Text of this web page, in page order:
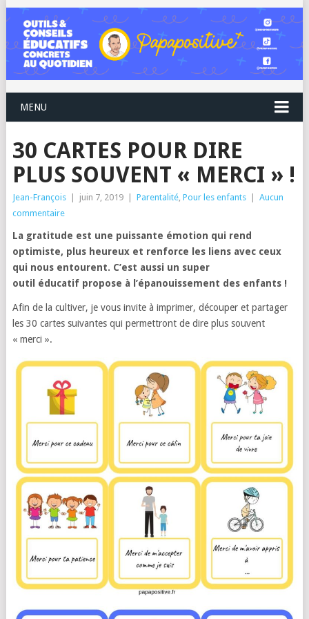
MENU
30 CARTES POUR DIRE
PLUS SOUVENT « MERCI » !
Jean-François juin 7, 2019 Parentalité, Pour les enfants
Aucun
commentaire
La gratitude est une puissante émotion qui rend
optimiste, plus heureux et renforce les liens avec ceux
qui nous entourent. C’est aussi un super
outil éducatif propose à l’épanouissement des enfants !
Afin de la cultiver, je vous invite à imprimer, découper et partager
les 30 cartes suivantes qui permettront de dire plus souvent
« merci ».